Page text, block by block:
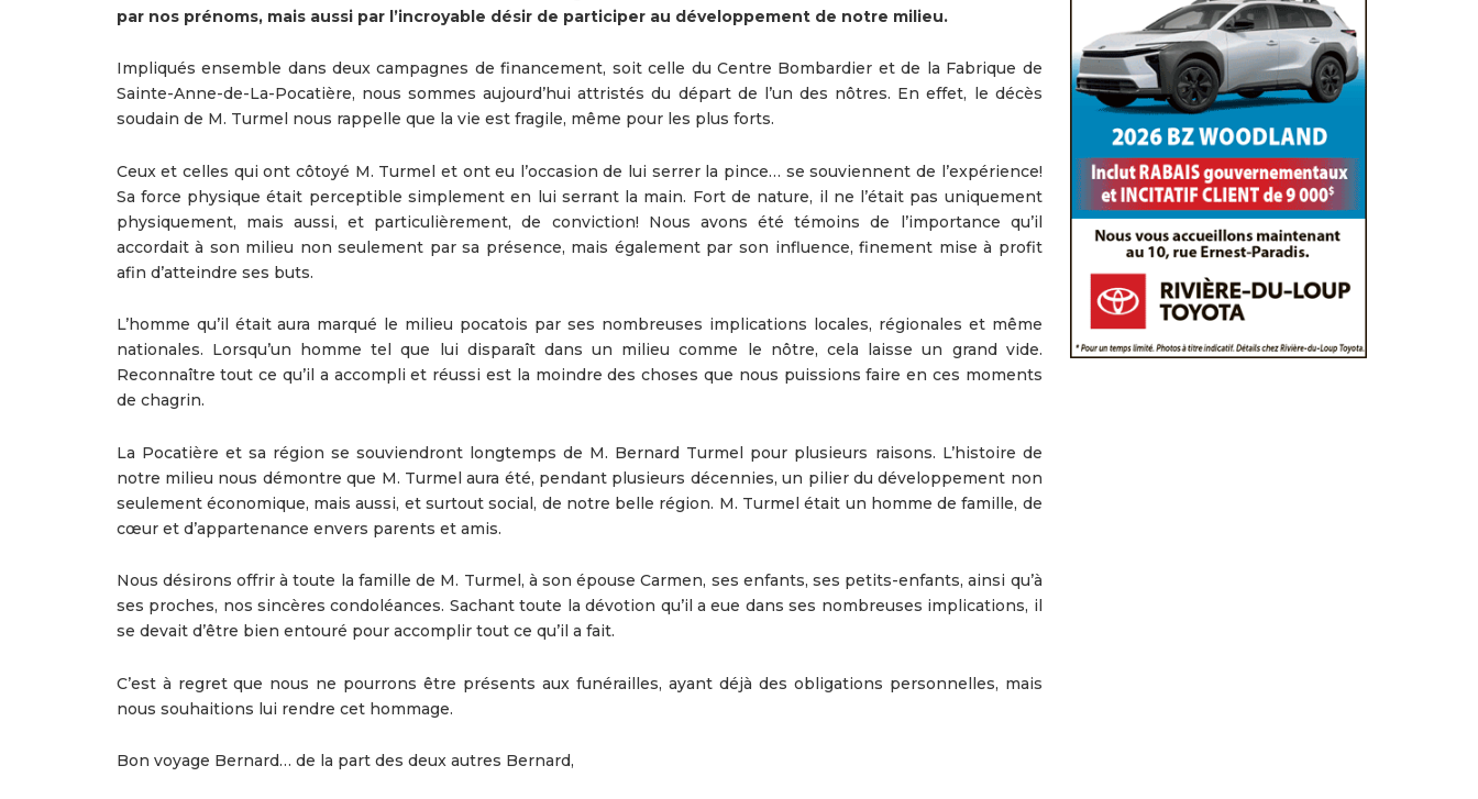
par nos prénoms, mais aussi par l’incroyable désir de participer au développement de notre milieu.
Impliqués ensemble dans deux campagnes de financement, soit celle du Centre Bombardier et de la Fabrique de
Sainte-Anne-de-La-Pocatière, nous sommes aujourd’hui attristés du départ de l’un des nôtres. En effet, le décès
soudain de M. Turmel nous rappelle que la vie est fragile, même pour les plus forts.
Ceux et celles qui ont côtoyé M. Turmel et ont eu l’occasion de lui serrer la pince… se souviennent de l’expérience!
Sa force physique était perceptible simplement en lui serrant la main. Fort de nature, il ne l’était pas uniquement
physiquement, mais aussi, et particulièrement, de conviction! Nous avons été témoins de l’importance qu’il
accordait à son milieu non seulement par sa présence, mais également par son influence, finement mise à profit
afin d’atteindre ses buts.
L’homme qu’il était aura marqué le milieu pocatois par ses nombreuses implications locales, régionales et même
nationales. Lorsqu’un homme tel que lui disparaît dans un milieu comme le nôtre, cela laisse un grand vide.
Reconnaître tout ce qu’il a accompli et réussi est la moindre des choses que nous puissions faire en ces moments
de chagrin.
La Pocatière et sa région se souviendront longtemps de M. Bernard Turmel pour plusieurs raisons. L’histoire de
notre milieu nous démontre que M. Turmel aura été, pendant plusieurs décennies, un pilier du développement non
seulement économique, mais aussi, et surtout social, de notre belle région. M. Turmel était un homme de famille, de
cœur et d’appartenance envers parents et amis.
Nous désirons offrir à toute la famille de M. Turmel, à son épouse Carmen, ses enfants, ses petits-enfants, ainsi qu’à
ses proches, nos sincères condoléances. Sachant toute la dévotion qu’il a eue dans ses nombreuses implications, il
se devait d’être bien entouré pour accomplir tout ce qu’il a fait.
C’est à regret que nous ne pourrons être présents aux funérailles, ayant déjà des obligations personnelles, mais
nous souhaitions lui rendre cet hommage.
Bon voyage Bernard… de la part des deux autres Bernard,